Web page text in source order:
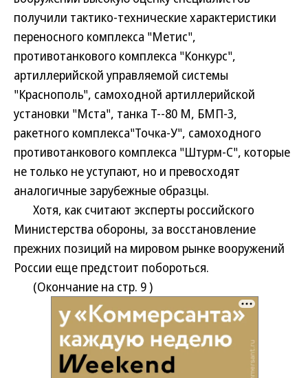
получили тактико-технические характеристики
переносного комплекса "Метис",
противотанкового комплекса "Конкурс",
артиллерийской управляемой системы
"Краснополь", самоходной артиллерийской
установки "Мста", танка Т--80 М, БМП-3,
ракетного комплекса"Точка-У", самоходного
противотанкового комплекса "Штурм-С", которые
не только не уступают, но и превосходят
аналогичные зарубежные образцы.
Хотя, как считают эксперты российского
Министерства обороны, за восстановление
прежних позиций на мировом рынке вооружений
России еще предстоит побороться.
(Окончание на стр. 9 )